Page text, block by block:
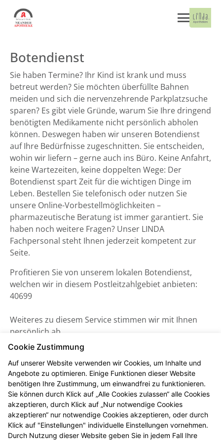
Botendienst
Sie haben Termine? Ihr Kind ist krank und muss
betreut werden? Sie möchten überfüllte Bahnen
meiden und sich die nervenzehrende Parkplatzsuche
sparen? Es gibt viele Gründe, warum Sie Ihre dringend
benötigten Medikamente nicht persönlich abholen
können. Deswegen haben wir unseren Botendienst
auf Ihre Bedürfnisse zugeschnitten. Sie entscheiden,
wohin wir liefern – gerne auch ins Büro. Keine Anfahrt,
keine Wartezeiten, keine doppelten Wege: Der
Botendienst spart Zeit für die wichtigen Dinge im
Leben. Bestellen Sie telefonisch oder nutzen Sie
unsere Online-Vorbestellmöglichkeiten –
pharmazeutische Beratung ist immer garantiert. Sie
haben noch weitere Fragen? Unser LINDA
Fachpersonal steht Ihnen jederzeit kompetent zur
Seite.
Profitieren Sie von unserem lokalen Botendienst,
welchen wir in diesem Postleitzahlgebiet anbieten:
40699
Weiteres zu diesem Service stimmen wir mit Ihnen
persönlich ab.
Cookie Zustimmung
Auf unserer Website verwenden wir Cookies, um Inhalte und
Angebote zu optimieren. Einige Funktionen dieser Website
benötigen Ihre Zustimmung, um einwandfrei zu funktionieren.
Sie können durch Klick auf „Alle Cookies zulassen“ alle Cookies
akzeptieren, durch Klick auf „Nur notwendige Cookies
akzeptieren“ nur notwendige Cookies akzeptieren, oder durch
Klick auf "Einstellungen" individuelle Einstellungen vornehmen.
Durch Nutzung dieser Website geben Sie in jedem Fall Ihre